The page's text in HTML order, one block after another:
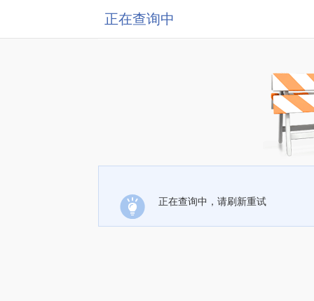
正在查询中
正在查询中，请刷新重试